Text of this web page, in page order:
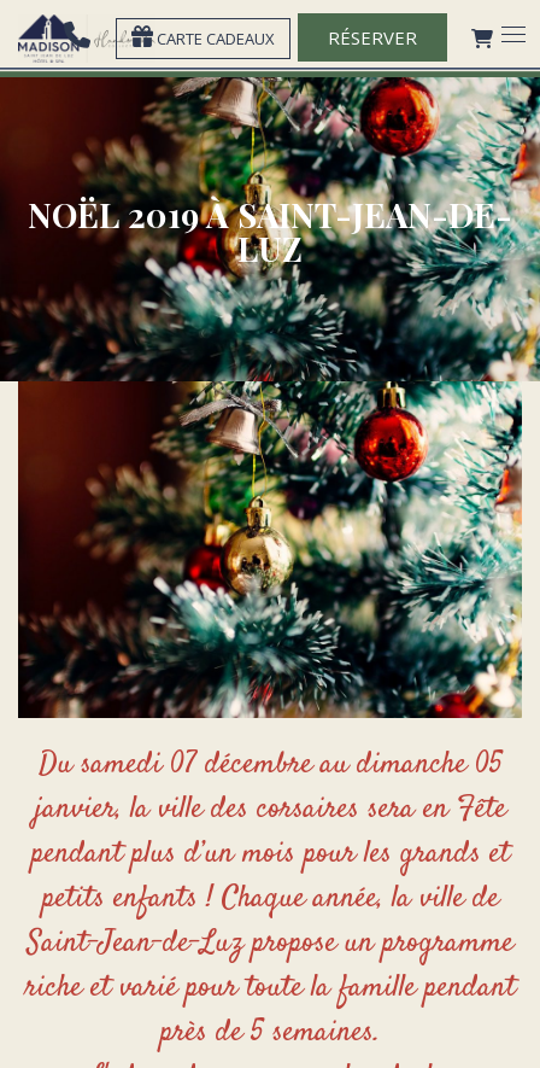
CARTE CADEAUX RÉSERVER
NOËL 2019 À SAINT-JEAN-DE-
LUZ
Du samedi 07 décembre au dimanche 05
janvier, la ville des corsaires sera en Fête
pendant plus d’un mois pour les grands et
petits enfants ! Chaque année, la ville de
Saint-Jean-de-Luz propose un programme
riche et varié pour toute la famille pendant
près de 5 semaines.